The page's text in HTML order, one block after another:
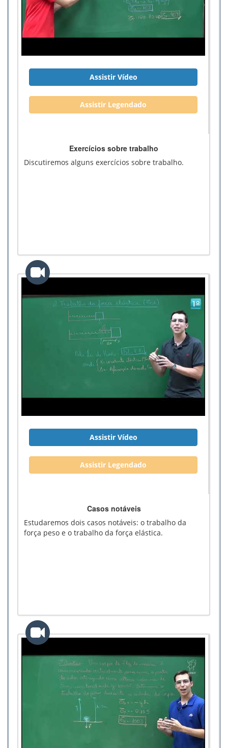
Assistir Vídeo
Assistir Legendado
Exercícios sobre trabalho
Discutiremos alguns exercícios sobre trabalho.
Assistir Vídeo
Assistir Legendado
Casos notáveis
Estudaremos dois casos notáveis: o trabalho da
força peso e o trabalho da força elástica.